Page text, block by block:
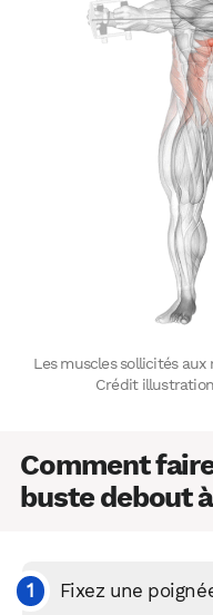
Les muscles sollicités
Crédit
Comment
buste debout
Fixez une